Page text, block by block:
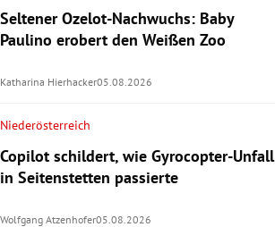
Seltener Ozelot-Nachwuchs: Baby
Paulino erobert den Weißen Zoo
Katharina Hierhacker05.08.2026
Niederösterreich
Copilot schildert, wie Gyrocopter-Unfall
in Seitenstetten passierte
Wolfgang Atzenhofer05.08.2026